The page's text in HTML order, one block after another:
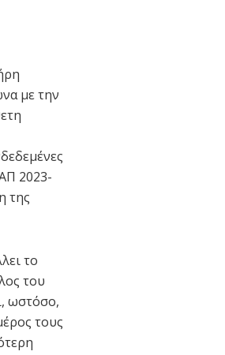
με την
2023-
της
το
του
ωστόσο,
τους